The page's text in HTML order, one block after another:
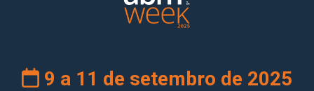
9 a 11 de setembro de 2025